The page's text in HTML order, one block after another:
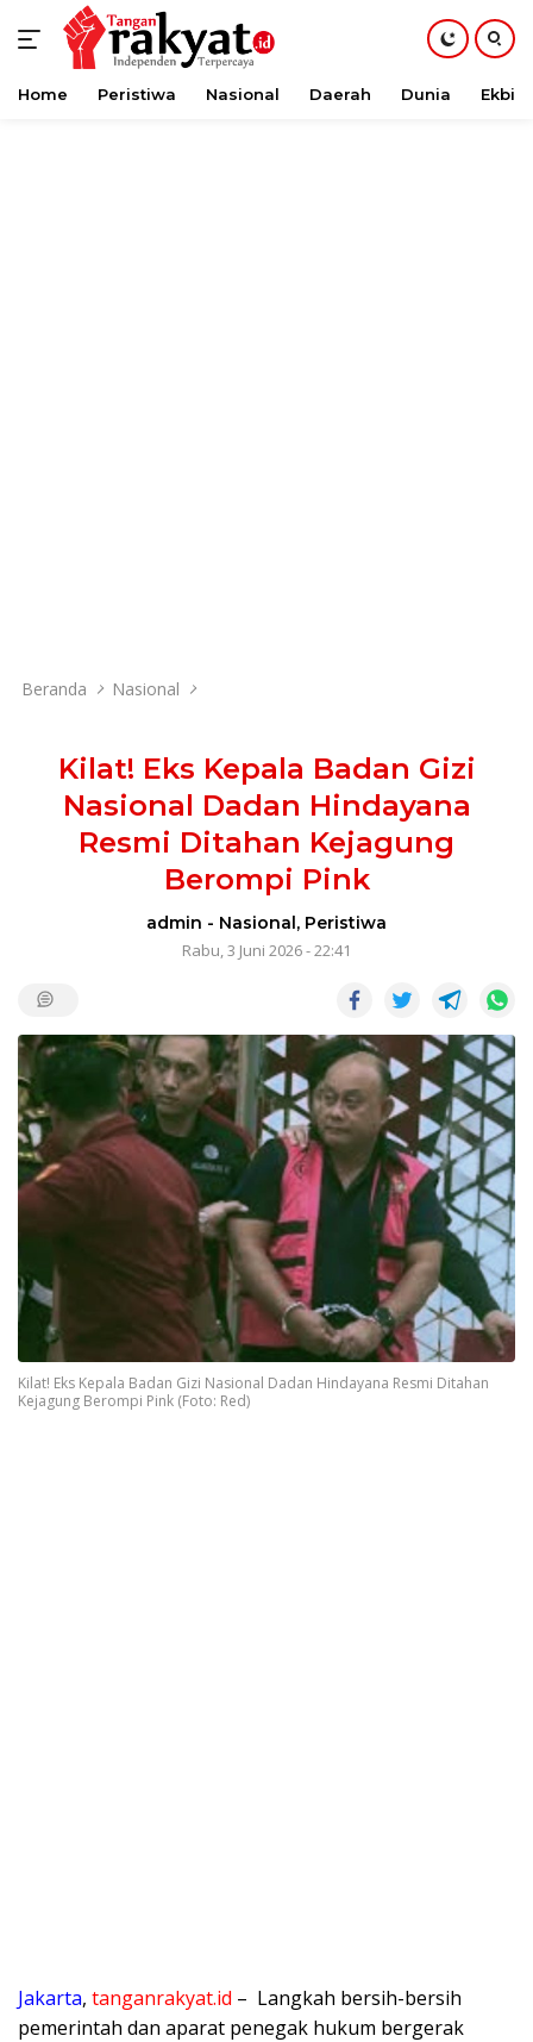
Langsung
Home Peristiwa Nasional Daerah Dunia Ekbis
Beranda Nasional
Kilat! Eks Kepala Badan Gizi
Nasional Dadan Hindayana
Resmi Ditahan Kejagung
Berompi Pink
admin - Nasional, Peristiwa
Rabu, 3 Juni 2026 - 22:41
Kilat! Eks Kepala Badan Gizi Nasional Dadan Hindayana Resmi Ditahan
Kejagung Berompi Pink (Foto: Red)
Jakarta, tanganrakyat.id – Langkah bersih-bersih
pemerintah dan aparat penegak hukum bergerak